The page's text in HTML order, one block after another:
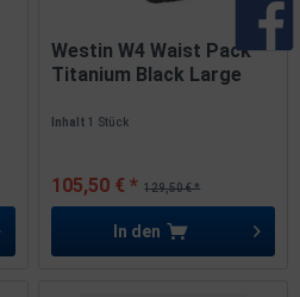
Westin W4 Waist Pack
Titanium Black Large
Inhalt1 Stück
129,50 € *
105,50 € *
In den